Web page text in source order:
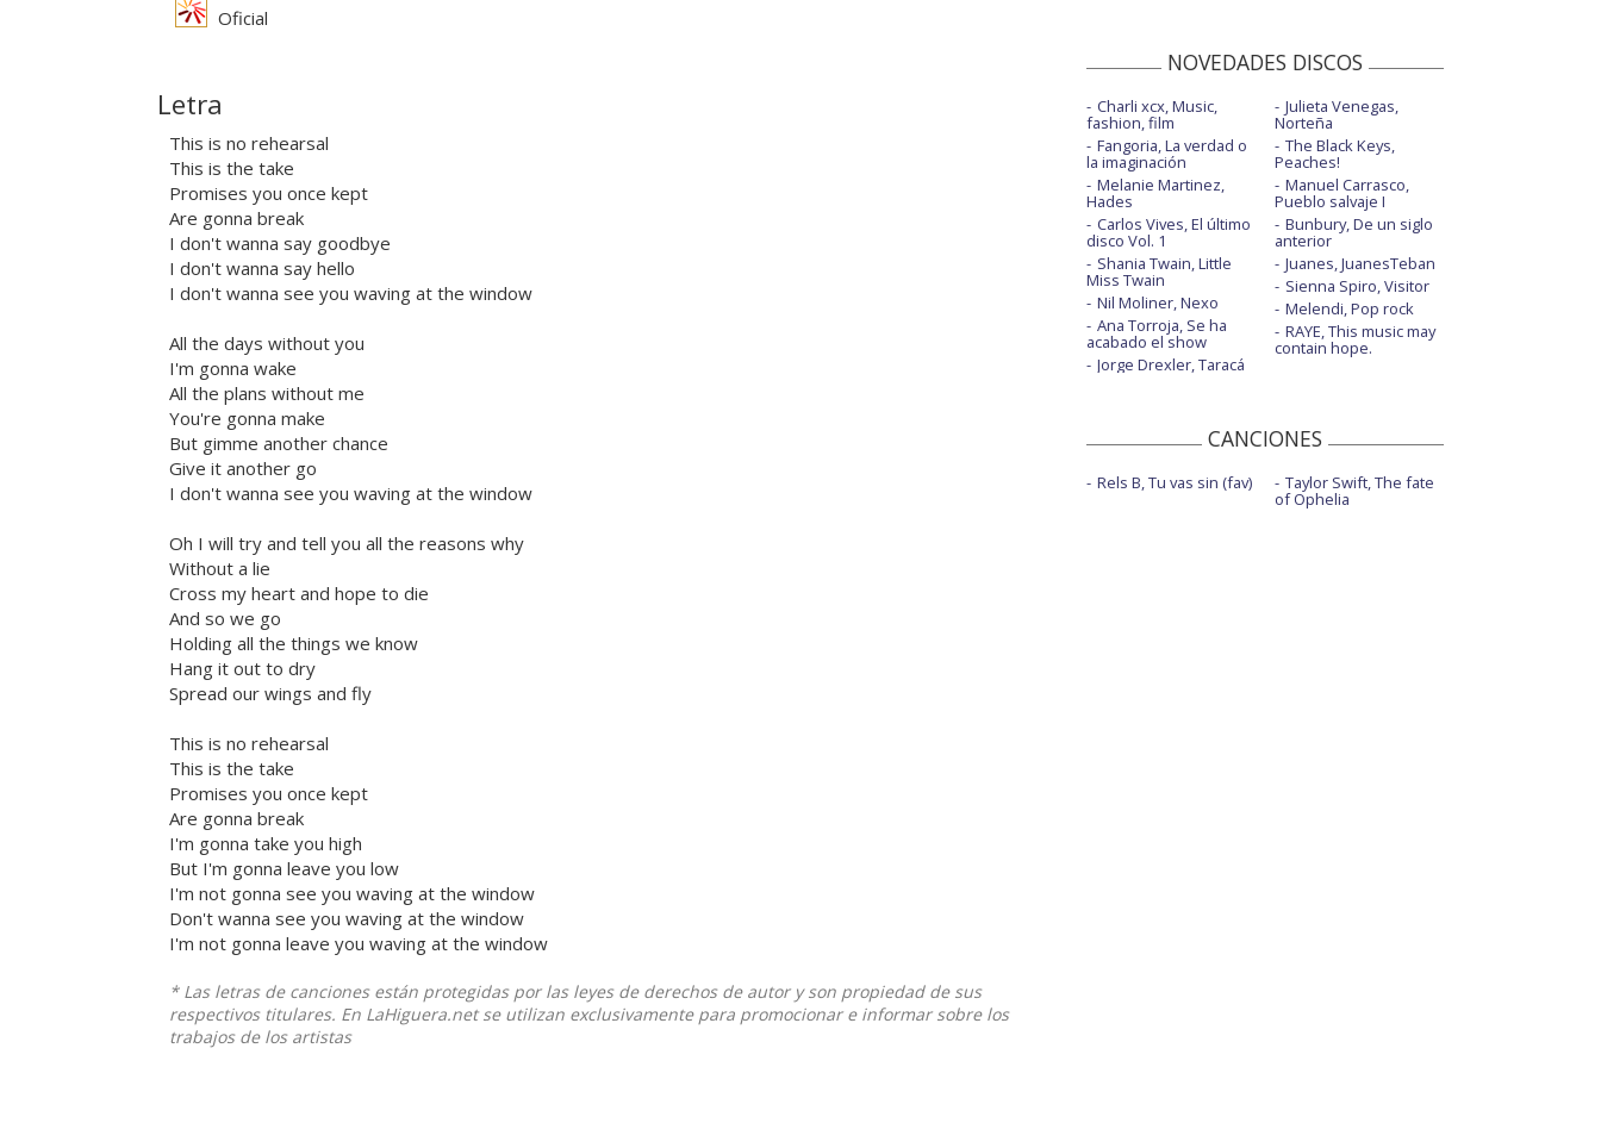
Oficial
Letra
This is no rehearsal
This is the take
Promises you once kept
Are gonna break
I don't wanna say goodbye
I don't wanna say hello
I don't wanna see you waving at the window
All the days without you
I'm gonna wake
All the plans without me
You're gonna make
But gimme another chance
Give it another go
I don't wanna see you waving at the window
Oh I will try and tell you all the reasons why
Without a lie
Cross my heart and hope to die
And so we go
Holding all the things we know
Hang it out to dry
Spread our wings and fly
This is no rehearsal
This is the take
Promises you once kept
Are gonna break
I'm gonna take you high
But I'm gonna leave you low
I'm not gonna see you waving at the window
Don't wanna see you waving at the window
I'm not gonna leave you waving at the window
* Las letras de canciones están protegidas por las leyes de derechos de autor y son propiedad de sus
respectivos titulares. En LaHiguera.net se utilizan exclusivamente para promocionar e informar sobre los
trabajos de los artistas
NOVEDADES DISCOS
Charli xcx, Music,
fashion, film
Fangoria, La verdad o
la imaginación
Melanie Martinez,
Hades
Carlos Vives, El último
disco Vol. 1
Shania Twain, Little
Miss Twain
Nil Moliner, Nexo
Ana Torroja, Se ha
acabado el show
Jorge Drexler, Taracá
Julieta Venegas,
Norteña
The Black Keys,
Peaches!
Manuel Carrasco,
Pueblo salvaje I
Bunbury, De un siglo
anterior
Juanes, JuanesTeban
Sienna Spiro, Visitor
Melendi, Pop rock
RAYE, This music may
contain hope.
CANCIONES
Rels B, Tu vas sin (fav) Taylor Swift, The fate
of Ophelia